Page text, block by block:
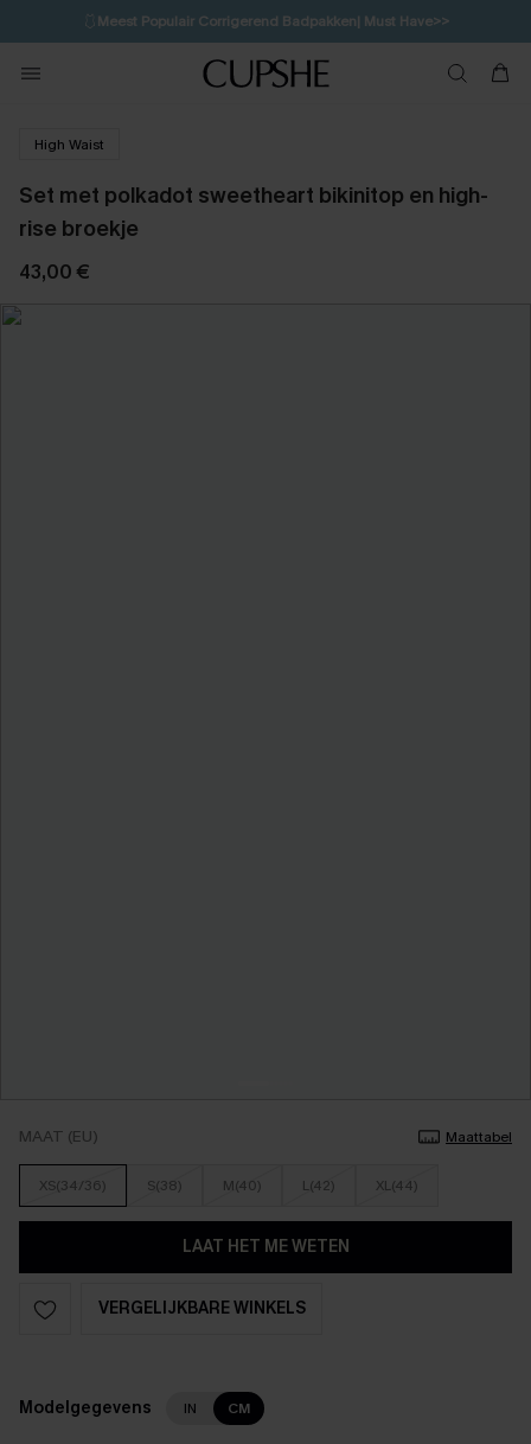
🩱Meest Populair Corrigerend Badpakken| Must Have>>
💌Abonneer je & ontvang tot 15% korting>>
Koop 3, krijg 15% korting | CODE: SW15
High Waist
Set met polkadot sweetheart bikinitop en high-
rise broekje
43,00 €
MAAT (EU) Maattabel
XS(34/36) S(38) M(40) L(42) XL(44)
LAAT HET ME WETEN
VERGELIJKBARE WINKELS
Modelgegevens IN CM